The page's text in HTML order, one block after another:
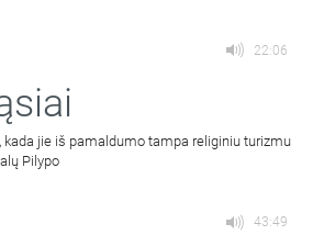
22:06
jie iš pamaldumo tampa religiniu turizmu
Pilypo
43:49